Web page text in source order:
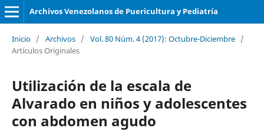
Archivos Venezolanos de Puericultura y Pediatría
Inicio / Archivos / Vol. 80 Núm. 4 (2017): Octubre-Diciembre /
Artículos Originales
Utilización de la escala de
Alvarado en niños y adolescentes
con abdomen agudo